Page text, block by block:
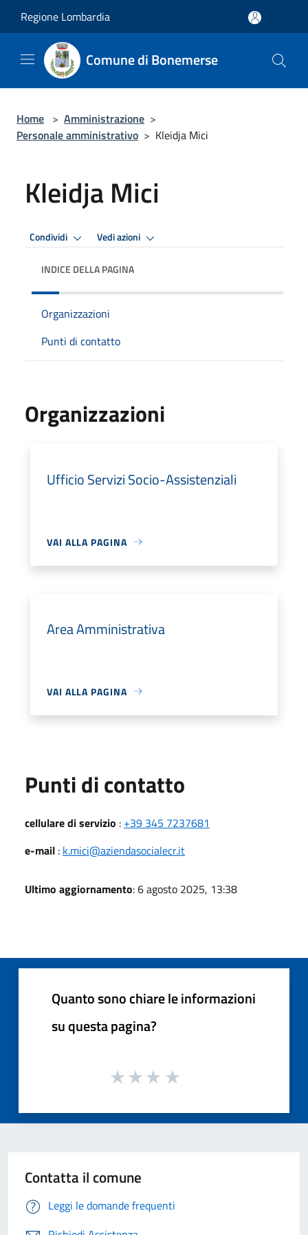
Regione Lombardia
Comune di Bonemerse
Home > Amministrazione >
Personale amministrativo > Kleidja Mici
Kleidja Mici
Condividi Vedi azioni
INDICE DELLA PAGINA
Organizzazioni
Punti di contatto
Organizzazioni
Ufficio Servizi Socio-Assistenziali
VAI ALLA PAGINA
Area Amministrativa
VAI ALLA PAGINA
Punti di contatto
cellulare di servizio : +39 345 7237681
e-mail : k.mici@aziendasocialecr.it
Ultimo aggiornamento: 6 agosto 2025, 13:38
Quanto sono chiare le informazioni
su questa pagina?
Contatta il comune
Leggi le domande frequenti